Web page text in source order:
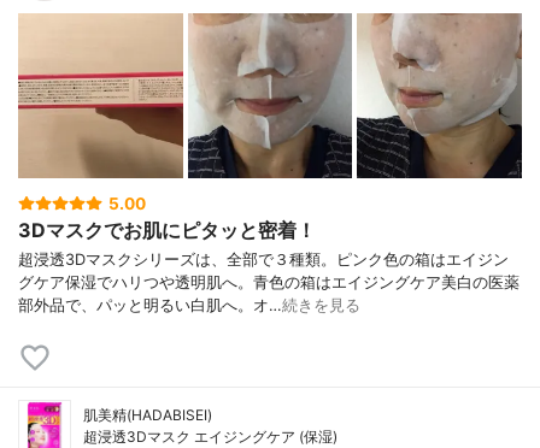
5.00
3Dマスクでお肌にピタッと密着！
超浸透3Dマスクシリーズは、全部で３種類。ピンク色の箱はエイジン
グケア保湿でハリつや透明肌へ。青色の箱はエイジングケア美白の医薬
部外品で、パッと明るい白肌へ。オ…続きを見る
肌美精(HADABISEI)
超浸透3Dマスク エイジングケア (保湿)